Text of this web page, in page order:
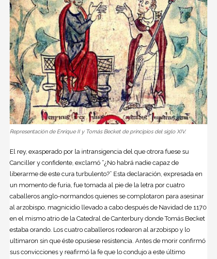
Representación de Enrique II y Tomás Becket de principios del siglo XIV.
El rey, exasperado por la intransigencia del que otrora fuese su
Canciller y confidente, exclamó “¿No habrá nadie capaz de
liberarme de este cura turbulento?” Esta declaración, expresada en
un momento de furia, fue tomada al pie de la letra por cuatro
caballeros anglo-normandos quienes se complotaron para asesinar
al arzobispo, magnicidio llevado a cabo después de Navidad de 1170
en el mismo atrio de la Catedral de Canterbury donde Tomás Becket
estaba orando. Los cuatro caballeros rodearon al arzobispo y lo
ultimaron sin que éste opusiese resistencia. Antes de morir confirmó
sus convicciones y reafirmó la fe que lo condujo a este último